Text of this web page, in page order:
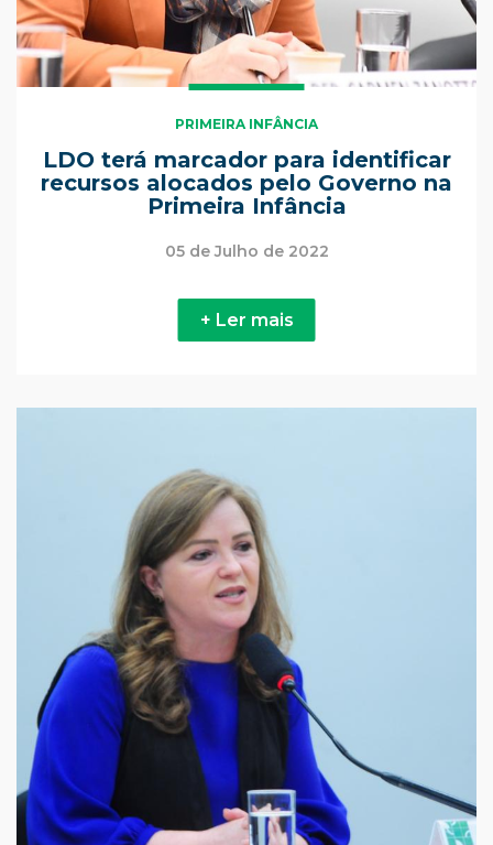
PRIMEIRA INFÂNCIA
LDO terá marcador para identificar
recursos alocados pelo Governo na
Primeira Infância
05 de Julho de 2022
+ Ler mais